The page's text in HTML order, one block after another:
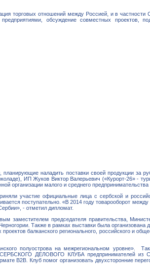
торговых отношений между Россией, и в частности
обсуждение совместных проектов,
наладить поставки своей продукции за
ИП Жуков Виктор Валерьевич («Курорт-26» -
организации малого и среднего
участие официальные лица с сербской и
поступательно. «В 2014 году товарооборот
- отметил дипломат.
заместителем председателя правительства,
Также в рамках выставки была организована
балканского регионального, российского и
полуострова на межрегиональном уровне».
СЕРБСКОГО ДЕЛОВОГО КЛУБА предпринимателей из
В2В. Клуб помог организовать двухсторонние